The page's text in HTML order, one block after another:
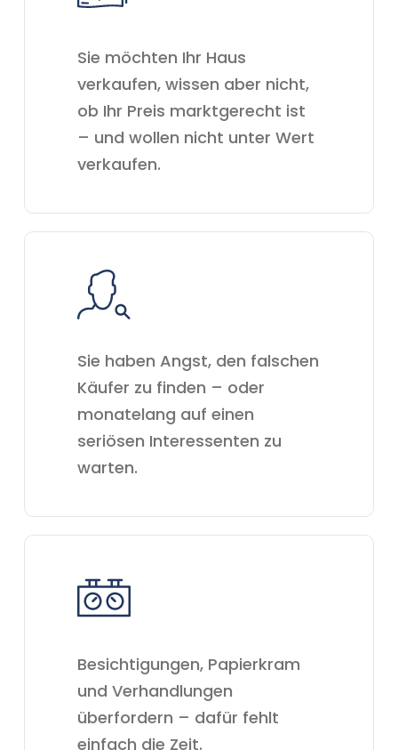
Sie möchten Ihr Haus
verkaufen, wissen aber nicht,
ob Ihr Preis marktgerecht ist
– und wollen nicht unter Wert
verkaufen.
Sie haben Angst, den falschen
Käufer zu finden – oder
monatelang auf einen
seriösen Interessenten zu
warten.
Besichtigungen, Papierkram
und Verhandlungen
überfordern – dafür fehlt
einfach die Zeit.